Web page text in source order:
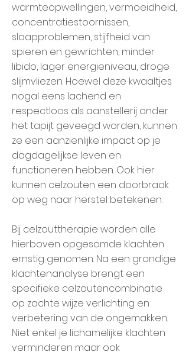
warmteopwellingen, vermoeidheid,
concentratiestoornissen,
slaapproblemen, stijfheid van
spieren en gewrichten, minder
libido, lager energieniveau, droge
slijmvliezen. Hoewel deze kwaaltjes
nogal eens lachend en
respectloos als aanstellerij onder
het tapijt geveegd worden, kunnen
ze een aanzienlijke impact op je
dagdagelijkse leven en
functioneren hebben. Ook hier
kunnen celzouten een doorbraak
op weg naar herstel betekenen.
Bij celzouttherapie worden alle
hierboven opgesomde klachten
ernstig genomen. Na een grondige
klachtenanalyse brengt een
specifieke celzoutencombinatie
op zachte wijze verlichting en
verbetering van de ongemakken.
Niet enkel je lichamelijke klachten
verminderen maar ook